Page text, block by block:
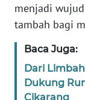
menjadi
tambah bagi
Baca Juga:
Dari
Dukung
Cikarang
WN
JAMBI
SULTRA